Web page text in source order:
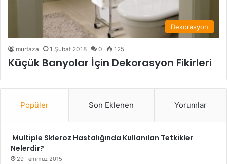
Dekorasyon
murtaza 1 Şubat 2018 0 125
Küçük Banyolar İçin Dekorasyon Fikirleri
Popüler Son Eklenen Yorumlar
Multiple Skleroz Hastalığında Kullanılan Tetkikler
Nelerdir?
29 Temmuz 2015